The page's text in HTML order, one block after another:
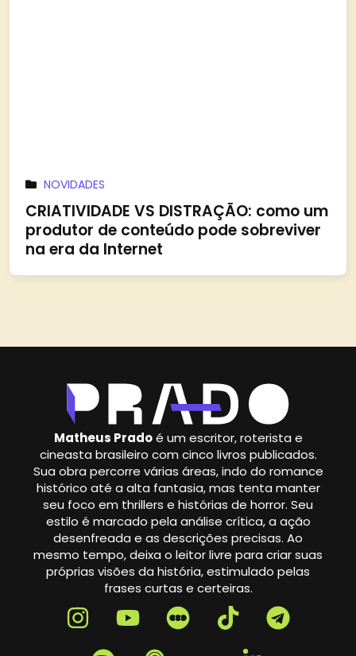
NOVIDADES
CRIATIVIDADE VS DISTRAÇÃO: como um
produtor de conteúdo pode sobreviver
na era da Internet
Matheus Pradoé um escritor, roterista e
cineasta brasileiro com cinco livros publicados.
Sua obra percorre várias áreas, indo do romance
histórico até a alta fantasia, mas tenta manter
seu foco em thrillers e histórias de horror. Seu
estilo é marcado pela análise crítica, a ação
desenfreada e as descrições precisas. Ao
mesmo tempo, deixa o leitor livre para criar suas
próprias visões da história, estimulado pelas
frases curtas e certeiras.